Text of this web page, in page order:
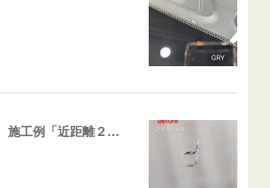
飛び石ひび割れ 施工例「近距離２箇所・パーシャル系+ストレート系」CX-8